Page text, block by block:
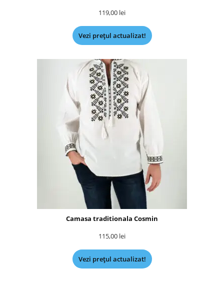
119,00 lei
Vezi prețul actualizat!
Camasa traditionala Cosmin
115,00 lei
Vezi prețul actualizat!